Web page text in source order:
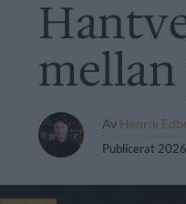
Av Henrik
Publicerat